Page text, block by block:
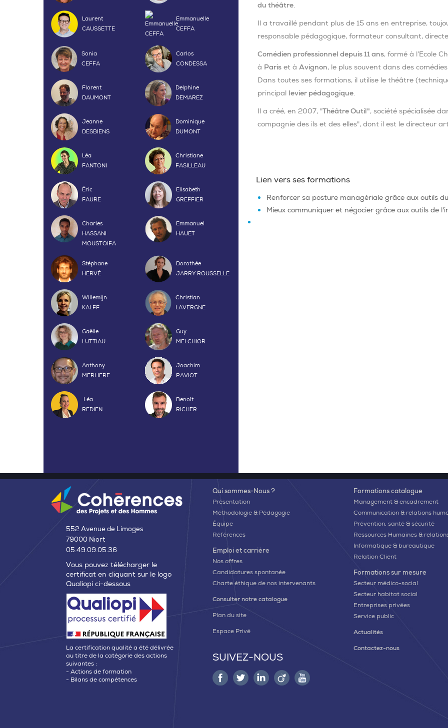
Laurent
CAUSSETTE
Emmanuelle
CEFFA
Sonia
CEFFA
Carlos
CONDESSA
Florent
DAUMONT
Delphine
DEMAREZ
Jeanne
DESBIENS
Dominique
DUMONT
Léa
FANTONI
Christiane
FASILLEAU
Éric
FAURE
Elisabeth
GREFFIER
Charles
HASSANI
MOUSTOIFA
Emmanuel
HAUET
Stéphane
HERVÉ
Dorothée
JARRY ROUSSELLE
Willemijn
KALFF
Christian
LAVERGNE
Gaëlle
LUTTIAU
Guy
MELCHIOR
Anthony
MERLIERE
Joachim
PAVIOT
Léa
REDIEN
Benoît
RICHER
du théâtre.
Il a travaillé pendant plus de 15 ans en entreprise,
responsable pédagogique, formateur consultant,
Comédien professionnel depuis 11 ans, formé à l’Ecole
à Paris et à Avignon, le plus souvent dans des
Dans toutes ses formations, il utilise le théâtre
principal levier pédagogique.
Il a créé, en 2007, "Théâtre Outil", société spécialisée
compagnie des ils et des elles", dont il est le directeur
Lien vers ses formations
Renforcer sa posture managériale grâce aux outils
Mieux communiquer et négocier grâce aux outils de
552 Avenue de Limoges
79000 Niort
05.49.09.05.36
Vous pouvez télécharger le
certificat en cliquant sur le logo
Qualiopi ci-dessous
La certification qualité a été délivrée
au titre de la catégorie des actions
suivantes :
- Actions de formation
- Bilans de compétences
Qui sommes-Nous ?
Présentation
Méthodologie & Pédagogie
Équipe
Références
Emploi et carrière
Nos offres
Candidatures spontanée
Charte éthique de nos intervenants
Consulter notre catalogue
Plan du site
Espace Privé
SUIVEZ-NOUS
Formations catalogue
Management & encadrement
Communication & relations
Prévention, santé & sécurité
Ressources Humaines &
Informatique & bureautique
Relation Client
Formations sur mesure
Secteur médico-social
Secteur habitat social
Entreprises privées
Service public
Actualités
Contactez-nous